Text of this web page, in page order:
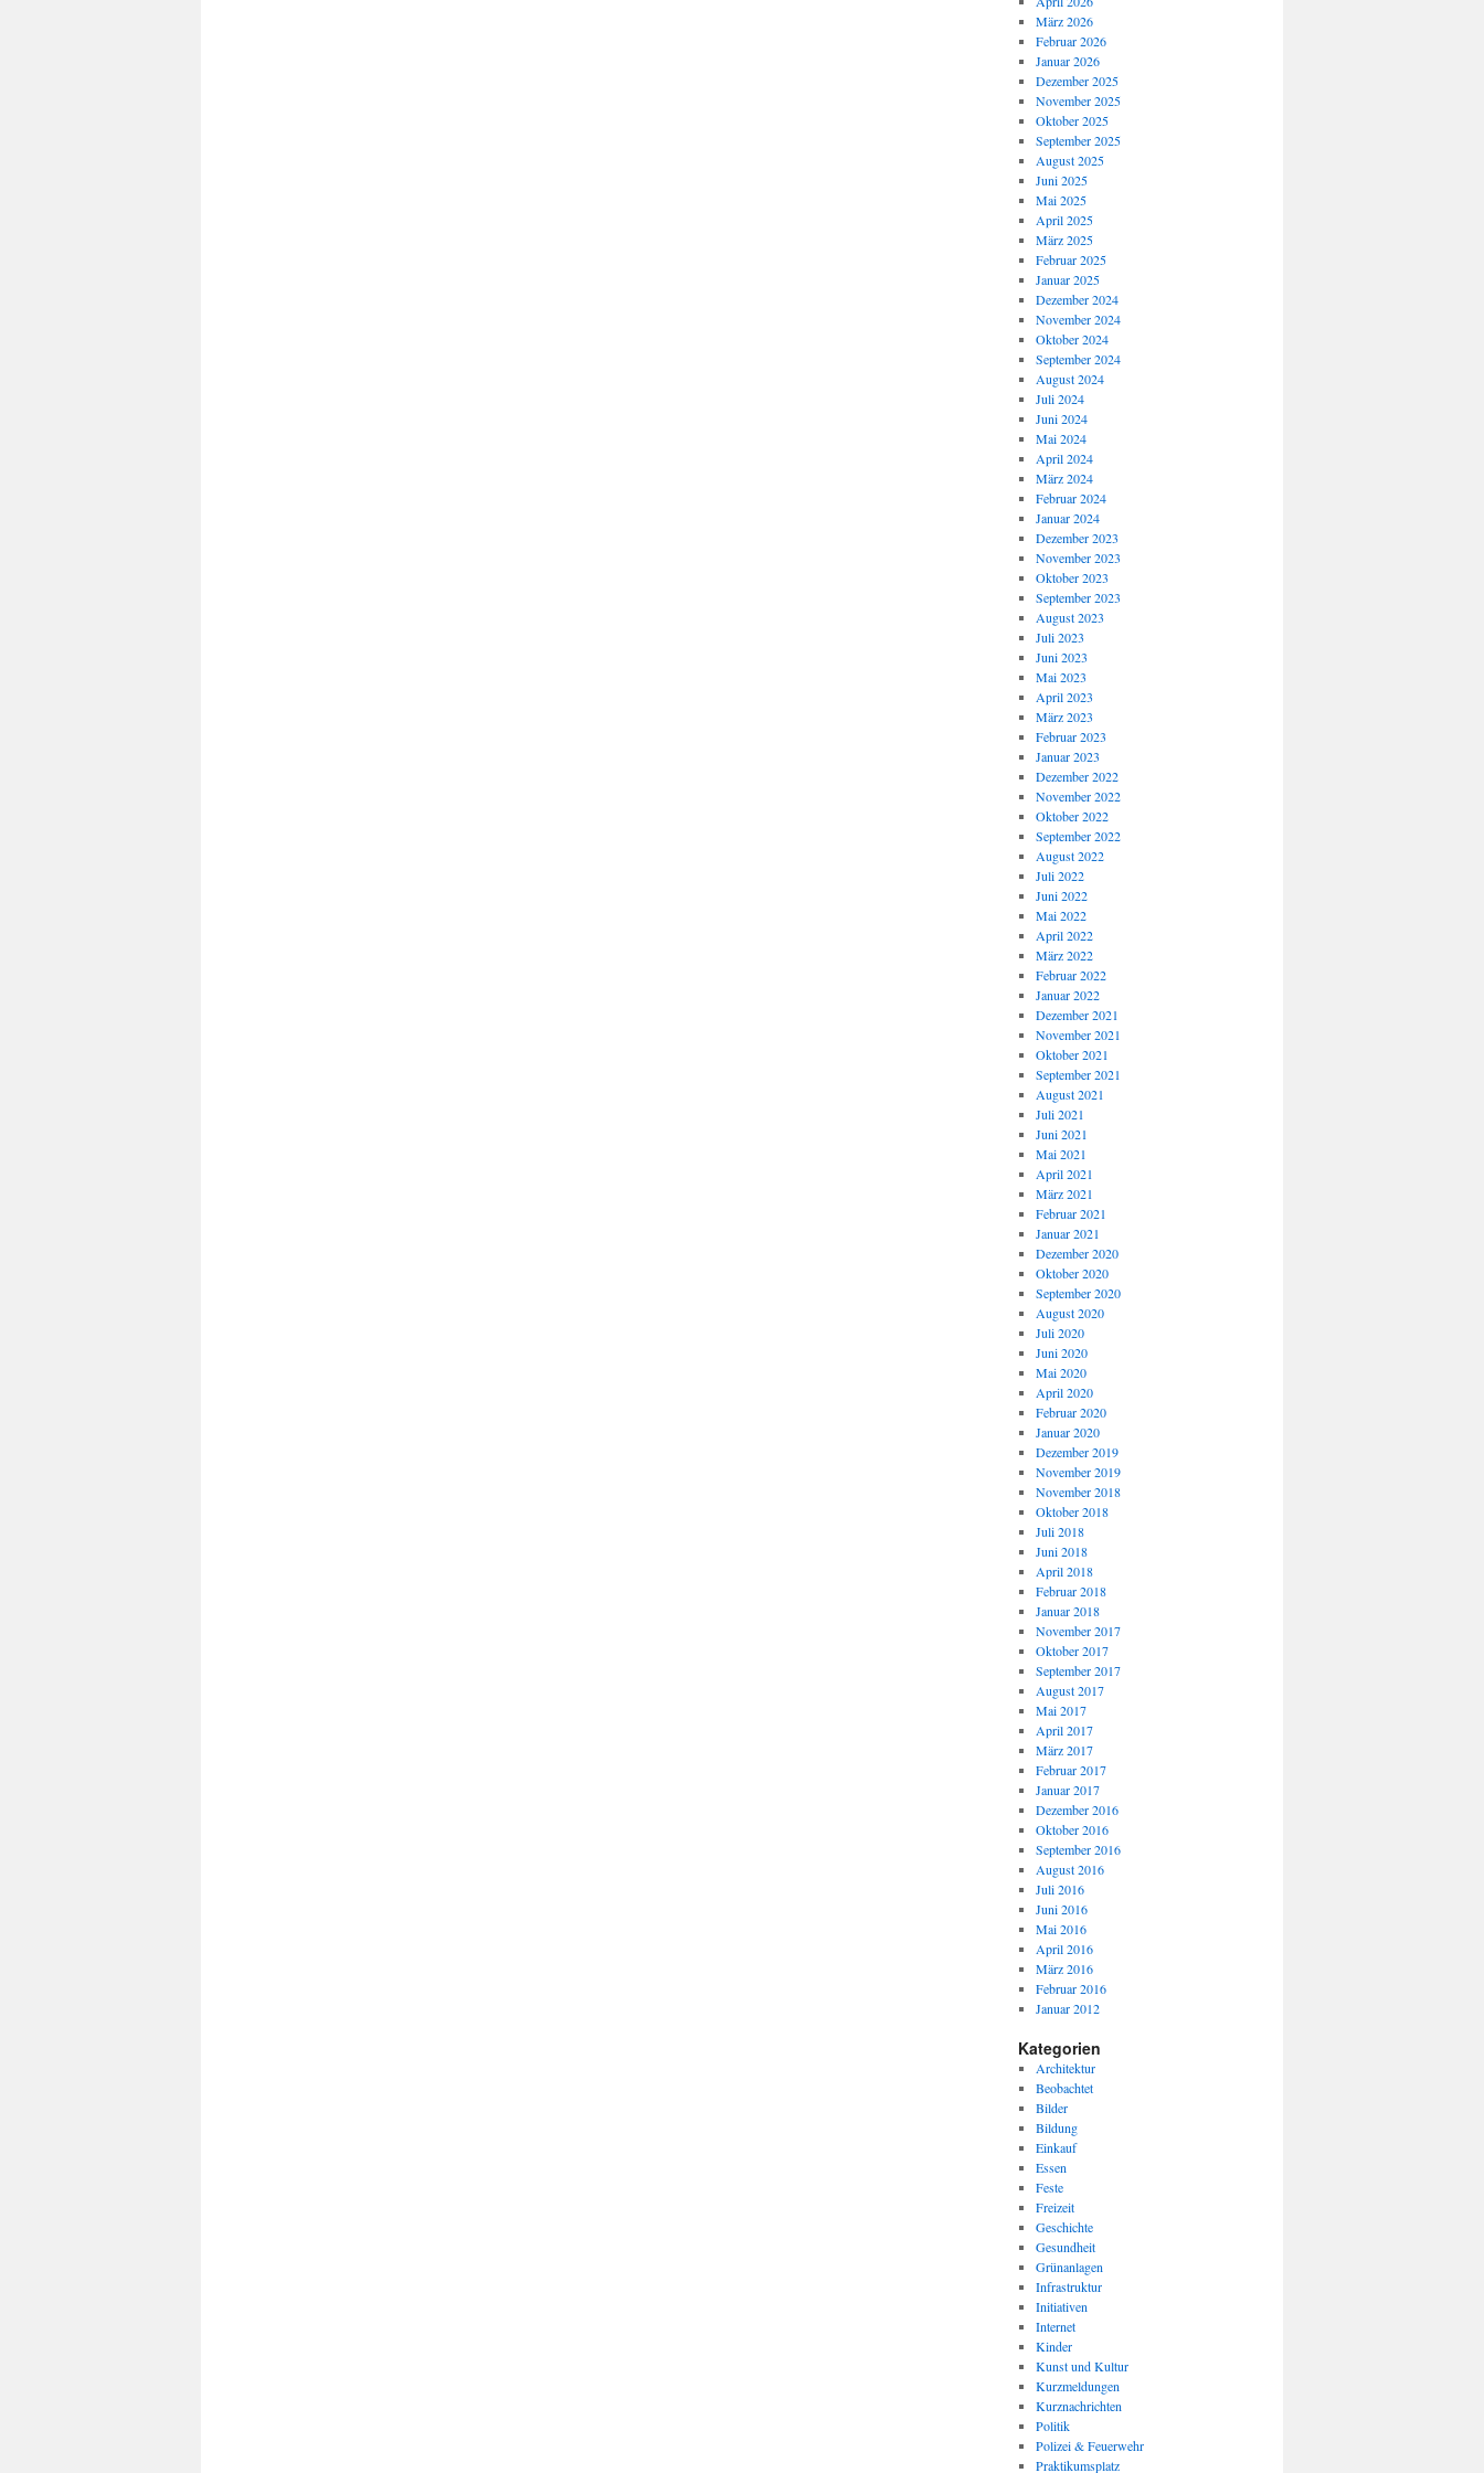
März 2026
Februar 2026
Januar 2026
Dezember 2025
November 2025
Oktober 2025
September 2025
August 2025
Juni 2025
Mai 2025
April 2025
März 2025
Februar 2025
Januar 2025
Dezember 2024
November 2024
Oktober 2024
September 2024
August 2024
Juli 2024
Juni 2024
Mai 2024
April 2024
März 2024
Februar 2024
Januar 2024
Dezember 2023
November 2023
Oktober 2023
September 2023
August 2023
Juli 2023
Juni 2023
Mai 2023
April 2023
März 2023
Februar 2023
Januar 2023
Dezember 2022
November 2022
Oktober 2022
September 2022
August 2022
Juli 2022
Juni 2022
Mai 2022
April 2022
März 2022
Februar 2022
Januar 2022
Dezember 2021
November 2021
Oktober 2021
September 2021
August 2021
Juli 2021
Juni 2021
Mai 2021
April 2021
März 2021
Februar 2021
Januar 2021
Dezember 2020
Oktober 2020
September 2020
August 2020
Juli 2020
Juni 2020
Mai 2020
April 2020
Februar 2020
Januar 2020
Dezember 2019
November 2019
November 2018
Oktober 2018
Juli 2018
Juni 2018
April 2018
Februar 2018
Januar 2018
November 2017
Oktober 2017
September 2017
August 2017
Mai 2017
April 2017
März 2017
Februar 2017
Januar 2017
Dezember 2016
Oktober 2016
September 2016
August 2016
Juli 2016
Juni 2016
Mai 2016
April 2016
März 2016
Februar 2016
Januar 2012
Kategorien
Architektur
Beobachtet
Bilder
Bildung
Einkauf
Essen
Feste
Freizeit
Geschichte
Gesundheit
Grünanlagen
Infrastruktur
Initiativen
Internet
Kinder
Kunst und Kultur
Kurzmeldungen
Kurznachrichten
Politik
Polizei & Feuerwehr
Praktikumsplatz